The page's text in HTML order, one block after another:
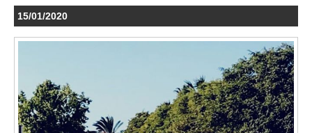
15/01/2020